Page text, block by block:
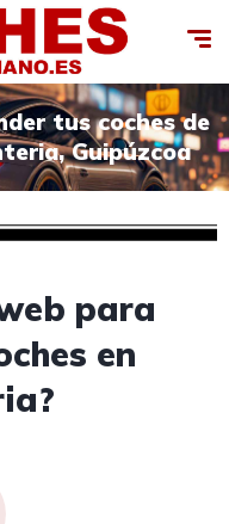
tus coches de
Guipúzcoa
para
en